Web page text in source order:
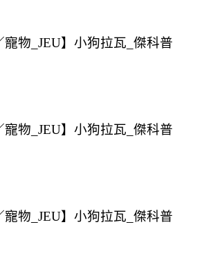
寵物_JEU】小狗拉瓦_傑科普
寵物_JEU】小狗拉瓦_傑科普
寵物_JEU】小狗拉瓦_傑科普